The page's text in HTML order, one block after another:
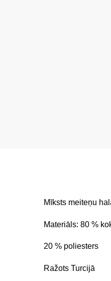
Mīksts meiteņu
Materiāls: 80 %
20 % poliesters
Ražots Turcijā